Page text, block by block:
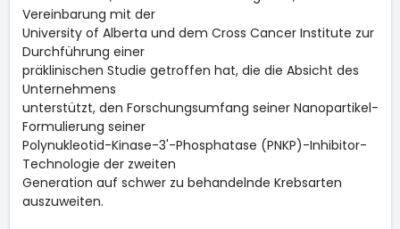
Vereinbarung mit der
University of Alberta und dem Cross Cancer Institute zur
Durchführung einer
präklinischen Studie getroffen hat, die die Absicht des
Unternehmens
unterstützt, den Forschungsumfang seiner Nanopartikel-
Formulierung seiner
Polynukleotid-Kinase-3'-Phosphatase (PNKP)-Inhibitor-
Technologie der zweiten
Generation auf schwer zu behandelnde Krebsarten
auszuweiten.